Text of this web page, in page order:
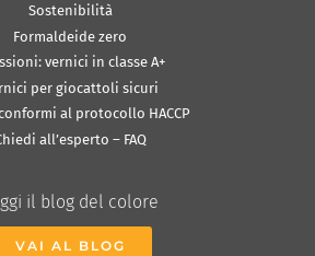
Sostenibilità
Formaldeide zero
vernici in classe A+
per giocattoli sicuri
al protocollo HACCP
all’esperto – FAQ
il blog del colore
VAI AL BLOG